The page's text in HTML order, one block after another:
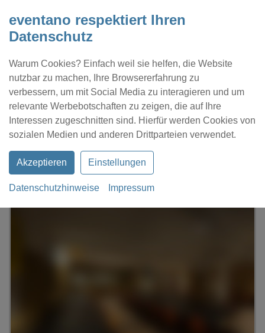
eventano respektiert Ihren
Datenschutz
Warum Cookies? Einfach weil sie helfen, die Website
nutzbar zu machen, Ihre Browsererfahrung zu
verbessern, um mit Social Media zu interagieren und um
relevante Werbebotschaften zu zeigen, die auf Ihre
Interessen zugeschnitten sind. Hierfür werden Cookies von
sozialen Medien und anderen Drittparteien verwendet.
Akzeptieren Einstellungen
Datenschutzhinweise Impressum
Kontakt Location eintragen Profil
Dein Mietraum